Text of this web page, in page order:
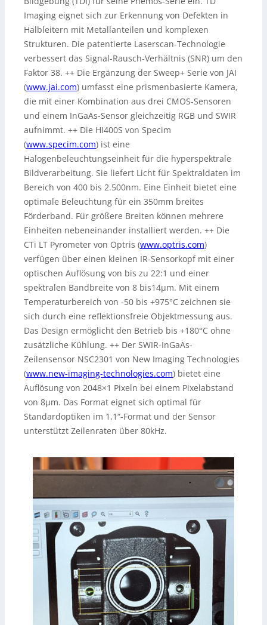
Imaging eignet sich zur Erkennung von Defekten in
Halbleitern mit Metallanteilen und komplexen
Strukturen. Die patentierte Laserscan-Technologie
verbessert das Signal-Rausch-Verhältnis (SNR) um den
Faktor 38. ++ Die Ergänzung der Sweep+ Serie von JAI
(www.jai.com) umfasst eine prismenbasierte Kamera,
die mit einer Kombination aus drei CMOS-Sensoren
und einem InGaAs-Sensor gleichzeitig RGB und SWIR
aufnimmt. ++ Die HI400S von Specim
(www.specim.com) ist eine
Halogenbeleuchtungseinheit für die hyperspektrale
Bildverarbeitung. Sie liefert Licht für Spektraldaten im
Bereich von 400 bis 2.500nm. Eine Einheit bietet eine
optimale Beleuchtung für ein 350mm breites
Förderband. Für größere Breiten können mehrere
Einheiten nebeneinander installiert werden. ++ Die
CTi LT Pyrometer von Optris (www.optris.com)
verfügen über einen kleinen IR-Sensorkopf mit einer
optischen Auflösung von bis zu 22:1 und einer
spektralen Bandbreite von 8 bis14µm. Mit einem
Temperaturbereich von -50 bis +975°C zeichnen sie
sich durch eine reflektionsfreie Objektmessung aus.
Das Design ermöglicht den Betrieb bis +180°C ohne
zusätzliche Kühlung. ++ Der SWIR-InGaAs-
Zeilensensor NSC2301 von New Imaging Technologies
(www.new-imaging-technologies.com) bietet eine
Auflösung von 2048×1 Pixeln bei einem Pixelabstand
von 8µm. Das Format eignet sich optimal für
Standardoptiken im 1,1“-Format und der Sensor
unterstützt Zeilenraten über 80kHz.